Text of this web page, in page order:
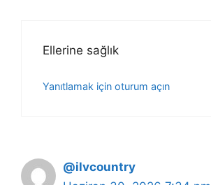
Ellerine sağlık
Yanıtlamak için oturum açın
@ilvcountry